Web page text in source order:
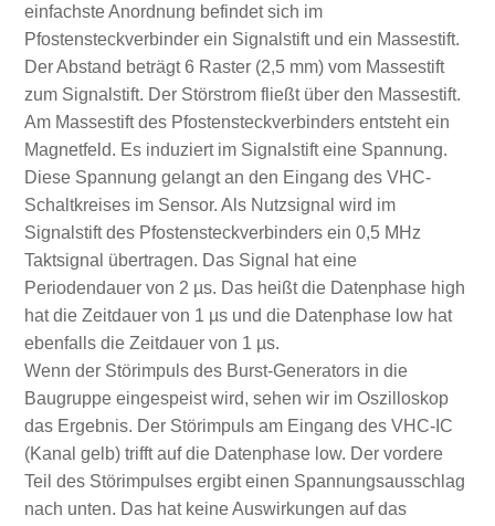
einfachste Anordnung befindet sich im
Pfostensteckverbinder ein Signalstift und ein Massestift.
Der Abstand beträgt 6 Raster (2,5 mm) vom Massestift
zum Signalstift. Der Störstrom fließt über den Massestift.
Am Massestift des Pfostensteckverbinders entsteht ein
Magnetfeld. Es induziert im Signalstift eine Spannung.
Diese Spannung gelangt an den Eingang des VHC-
Schaltkreises im Sensor. Als Nutzsignal wird im
Signalstift des Pfostensteckverbinders ein 0,5 MHz
Taktsignal übertragen. Das Signal hat eine
Periodendauer von 2 µs. Das heißt die Datenphase high
hat die Zeitdauer von 1 µs und die Datenphase low hat
ebenfalls die Zeitdauer von 1 µs.
Wenn der Störimpuls des Burst-Generators in die
Baugruppe eingespeist wird, sehen wir im Oszilloskop
das Ergebnis. Der Störimpuls am Eingang des VHC-IC
(Kanal gelb) trifft auf die Datenphase low. Der vordere
Teil des Störimpulses ergibt einen Spannungsausschlag
nach unten. Das hat keine Auswirkungen auf das